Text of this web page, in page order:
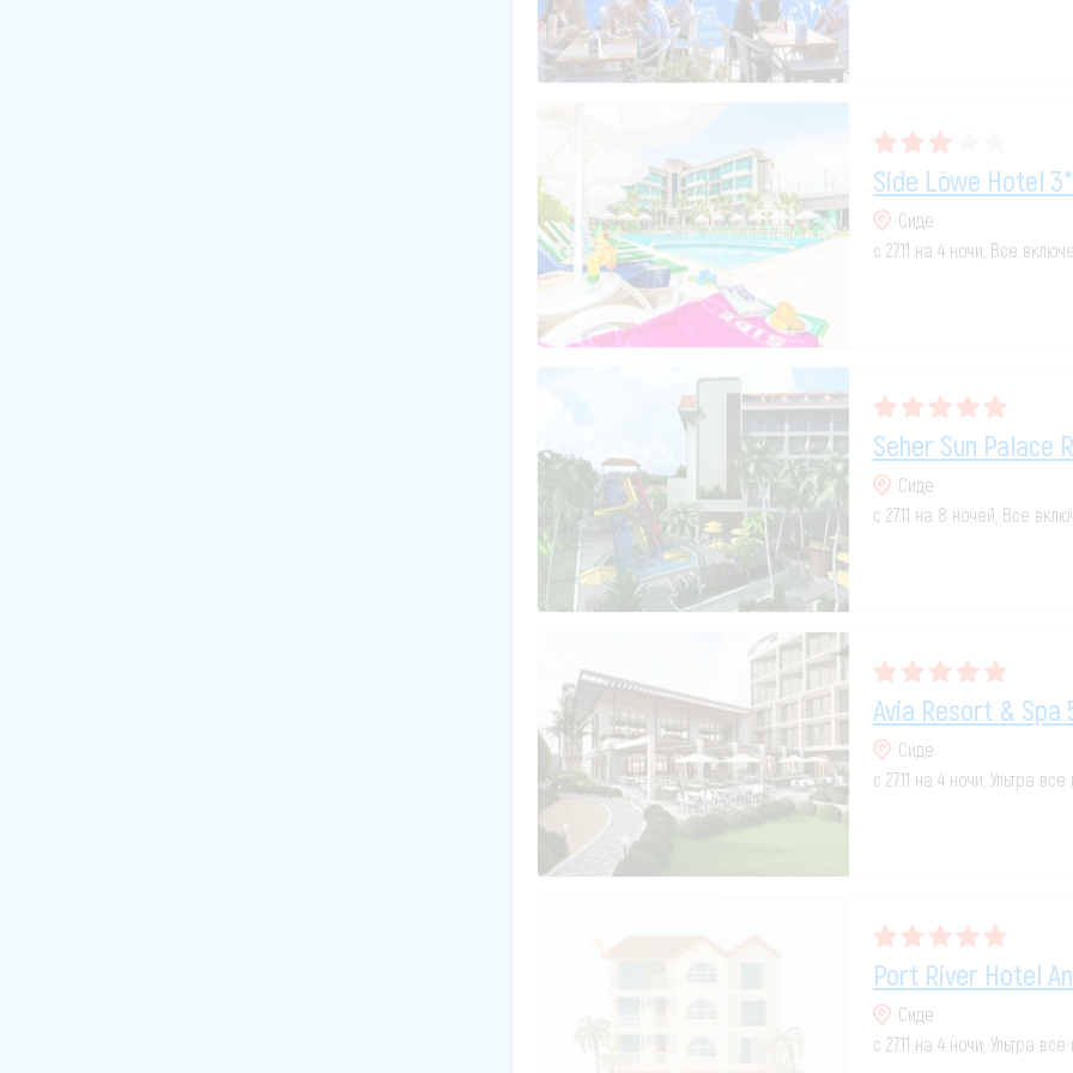
Side Löwe Hotel 3*
Сиде
с 27.11 на 4 ночи, Все
Seher Sun Palace
Сиде
с 27.11 на 8 ночей, Все
Avia Resort & Spa
Сиде
с 27.11 на 4 ночи, Ультра
Port River Hotel
Сиде
с 27.11 на 4 ночи, Ультра